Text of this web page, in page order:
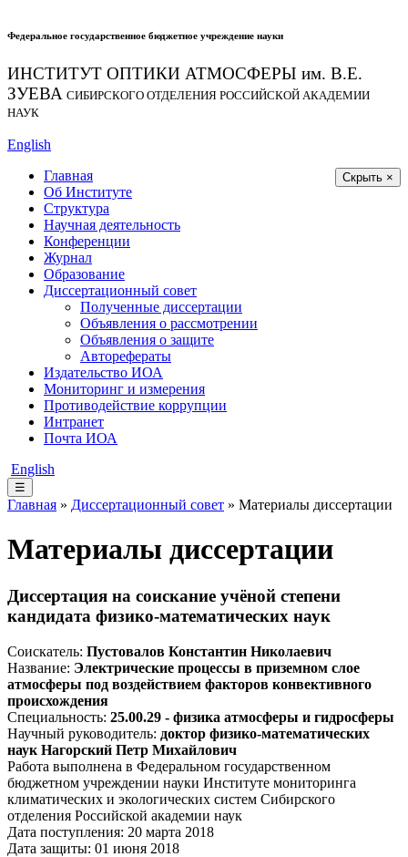
Федеральное государственное бюджетное учреждение науки
ИНСТИТУТ ОПТИКИ АТМОСФЕРЫ им. В.Е.
ЗУЕВА СИБИРСКОГО ОТДЕЛЕНИЯ РОССИЙСКОЙ АКАДЕМИИ
НАУК
English
Скрыть ×
Главная
Об Институте
Структура
Научная деятельность
Конференции
Журнал
Образование
Диссертационный совет
Полученные диссертации
Объявления о рассмотрении
Объявления о защите
Авторефераты
Издательство ИОА
Мониторинг и измерения
Противодействие коррупции
Интранет
Почта ИОА
English
☰
Главная » Диссертационный совет » Материалы диссертации
Материалы диссертации
Диссертация на соискание учёной степени
кандидата физико-математических наук
Соискатель: Пустовалов Константин Николаевич
Название: Электрические процессы в приземном слое
атмосферы под воздействием факторов конвективного
происхождения
Специальность: 25.00.29 - физика атмосферы и гидросферы
Научный руководитель: доктор физико-математических
наук Нагорский Петр Михайлович
Работа выполнена в Федеральном государственном
бюджетном учреждении науки Институте мониторинга
климатических и экологических систем Сибирского
отделения Российской академии наук
Дата поступления: 20 марта 2018
Дата защиты: 01 июня 2018